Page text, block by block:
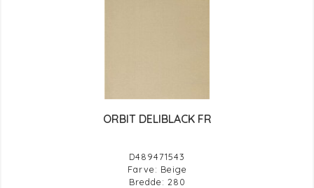
ORBIT DELIBLACK FR
D489471543
Farve: Beige
Bredde: 280